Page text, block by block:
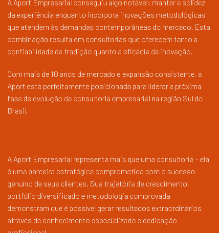
A Aport Empresarial conseguiu algo notável: manter a solidez
da experiência enquanto incorpora inovações metodológicas
que atendem às demandas contemporâneas do mercado. Esta
combinação resulta em consultorias que oferecem tanto a
confiabilidade da tradição quanto a eficácia da inovação.
Com mais de 10 anos de mercado e expansão consistente, a
Aport está perfeitamente posicionada para liderar a próxima
fase de evolução da consultoria empresarial na região Sul do
Brasil.
A Aport Empresarial representa mais que uma consultoria – ela
é uma parceira estratégica comprometida com o sucesso
genuíno de seus clientes. Sua trajetória de crescimento,
portfólio diversificado e metodologia comprovada
demonstram que é possível gerar resultados extraordinários
através de conhecimento especializado e dedicação